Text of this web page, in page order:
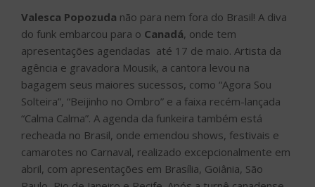
Valesca Popozuda não para nem fora do Brasil! A diva
do funk embarcou para o Canadá, onde tem
apresentações agendadas até 17 de maio. Artista da
agência e gravadora Mousik, a cantora levou na
bagagem seus maiores sucessos, como “Agora Sou
Solteira”, “Beijinho no Ombro” e a faixa recém-lançada
“Calma Calma”. A agenda da funkeira também está
recheada no Brasil, onde emendou shows, festivais e
camarotes no Carnaval, realizado excepcionalmente em
abril, com apresentações em Brasília, Goiânia, São